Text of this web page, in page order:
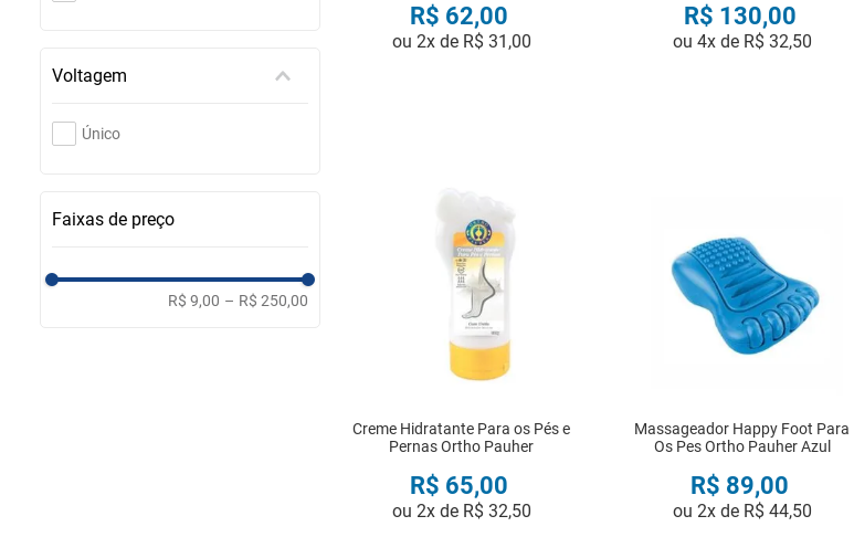
Voltagem
Único
Faixas de preço
R$ 9,00 – R$ 250,00
R$ 62,00
ou 2x de R$ 31 ,00
R$ 130,00
ou 4x de R$ 32,50
Creme Hidratante Para os Pés e
Pernas Ortho Pauher
R$ 65,00
ou 2x de R$ 32,50
Massageador Happy Foot Para
Os Pes Ortho Pauher Azul
R$ 89,00
ou 2x de R$ 44,50